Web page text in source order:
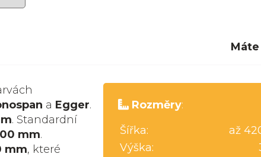
Rozměry:
Šířka:
až
Výška:
a Egger.
. Standardní
mm.
mm, které